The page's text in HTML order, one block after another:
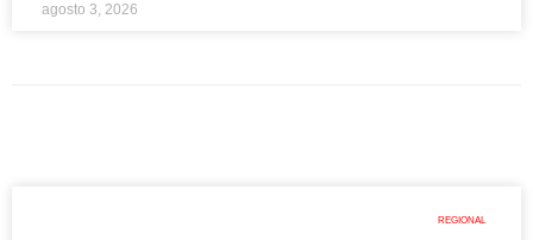
agosto 3, 2026
REGIONAL